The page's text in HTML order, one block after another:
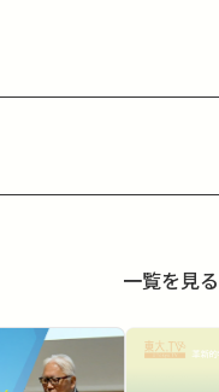
一覧を見る